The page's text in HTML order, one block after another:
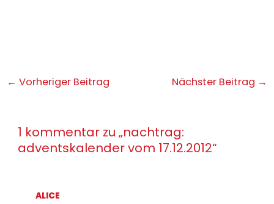
Post
← Vorheriger Beitrag Nächster Beitrag →
1 kommentar zu „nachtrag:
adventskalender vom 17.12.2012“
ALICE